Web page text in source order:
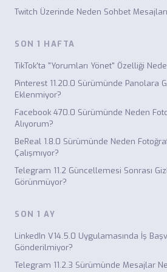
Twitch Üzerinde Neden Sohbet
SON 1 HAFTA
TikTok'ta "Yorumları Yönet" Özelliği
Pinterest 11.20.0 Sürümünde Panolara
Eklenmiyor?
Facebook 470.0 Sürümünde Neden
Alıyorum?
BeReal 1.8.0 Sürümünde Neden
Çalışmıyor?
Telegram 11.2 Güncellemesi Sonrası
Görünmüyor?
SON 1 AY
LinkedIn V14.5.0 Uygulamasında İş
Gönderilmiyor?
Telegram 11.2.3 Sürümünde Mesajlar